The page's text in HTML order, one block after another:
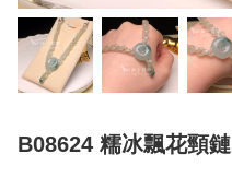
B08624 糯冰飄花頸鏈